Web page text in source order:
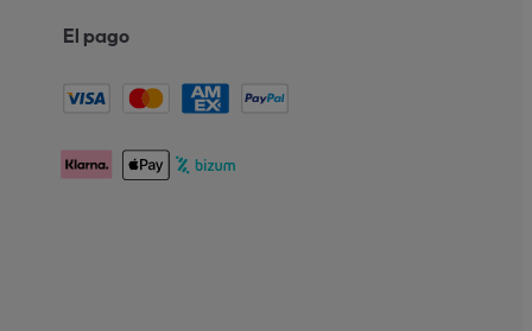
El pago